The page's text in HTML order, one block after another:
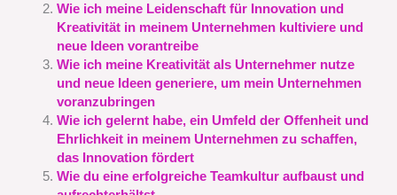
Wie ich meine Leidenschaft für Innovation und
Kreativität in meinem Unternehmen kultiviere und
neue Ideen vorantreibe
Wie ich meine Kreativität als Unternehmer nutze
und neue Ideen generiere, um mein Unternehmen
voranzubringen
Wie ich gelernt habe, ein Umfeld der Offenheit und
Ehrlichkeit in meinem Unternehmen zu schaffen,
das Innovation fördert
Wie du eine erfolgreiche Teamkultur aufbaust und